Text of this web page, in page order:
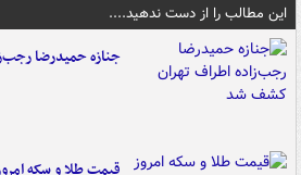
این مطالب را از دست ندهید....
جنازه حمیدرضا
قیمت طلا و سکه امروز یکشنبه